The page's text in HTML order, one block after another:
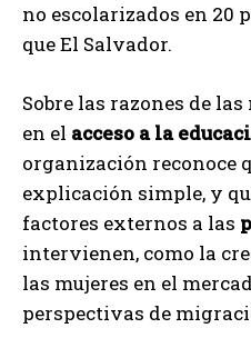
no escolarizados en 20
que El Salvador.
Sobre las razones de
en el acceso a la
organización reconoce
explicación simple, y
factores externos a las
intervienen, como la
las mujeres en el
perspectivas de